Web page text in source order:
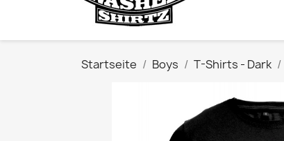
Startseite Boys T-Shirts - Dark